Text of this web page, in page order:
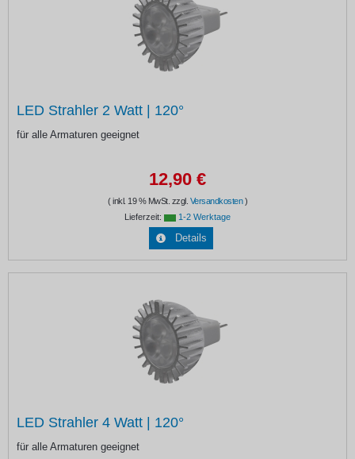
LED Strahler 2 Watt | 120°
für alle Armaturen geeignet
12,90 €
( inkl. 19 % MwSt. zzgl. Versandkosten)
Lieferzeit:
1-2 Werktage
Details
LED Strahler 4 Watt | 120°
für alle Armaturen geeignet